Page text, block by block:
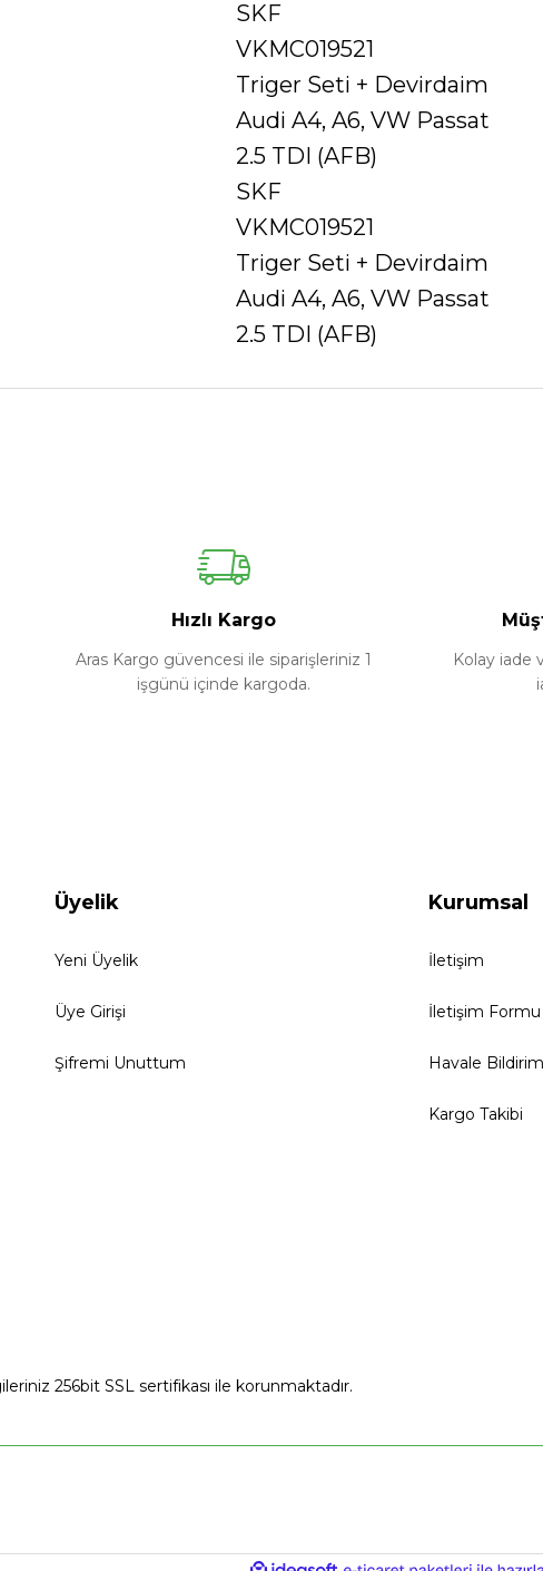
SKF
VKMC019521
Triger Seti + Devirdaim
Audi A4, A6, VW Passat
2.5 TDI (AFB)
SKF
VKMC019521
Triger Seti + Devirdaim
Audi A4, A6, VW Passat
2.5 TDI (AFB)
Hızlı Kargo
Aras Kargo güvencesi ile siparişleriniz 1
işgünü içinde kargoda.
Kolay iade
Üyelik
Yeni Üyelik
Üye Girişi
Şifremi Unuttum
Kurumsal
İletişim
İletişim Formu
Havale
Kargo Takibi
256bit SSL sertifikası ile korunmaktadır.